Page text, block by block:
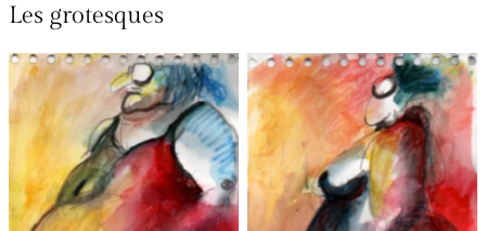
Les grotesques
Les Madones de la
plage 3 2025
Les Madones de la